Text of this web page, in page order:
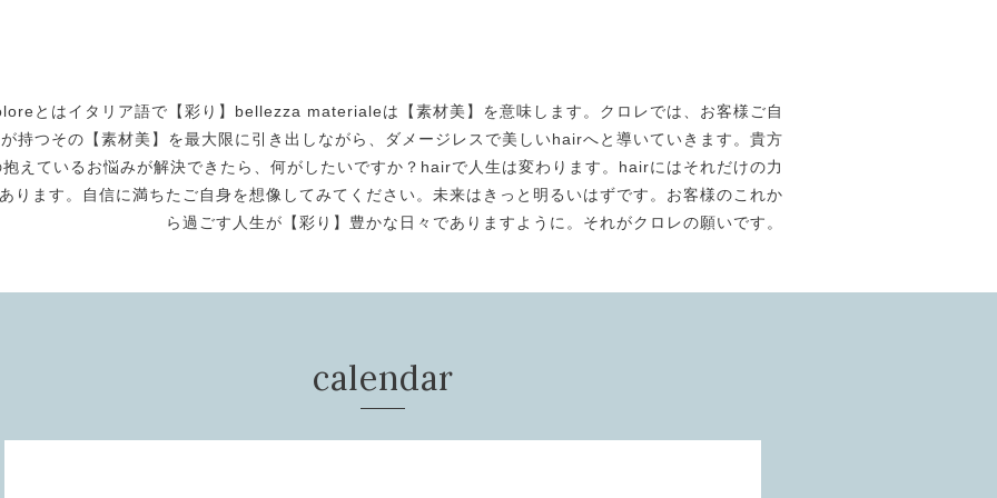
とはイタリア語で【彩り】bellezza materialeは【素材美】を意味します。クロレでは、お客様ご自
持つその【素材美】を最大限に引き出しながら、ダメージレスで美しいhairへと導いていきます。貴方
抱えているお悩みが解決できたら、何がしたいですか？hairで人生は変わります。hairにはそれだけの力
ります。自信に満ちたご自身を想像してみてください。未来はきっと明るいはずです。お客様のこれか
ら過ごす人生が【彩り】豊かな日々でありますように。それがクロレの願いです。
calendar